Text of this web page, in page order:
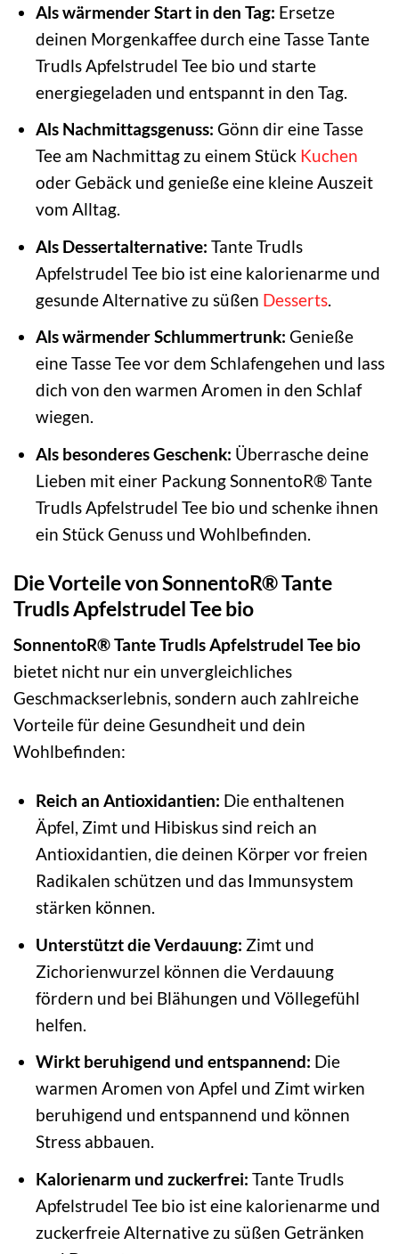
Als wärmender Start in den Tag: Ersetze
deinen Morgenkaffee durch eine Tasse Tante
Trudls Apfelstrudel Tee bio und starte
energiegeladen und entspannt in den Tag.
Als Nachmittagsgenuss: Gönn dir eine Tasse
Tee am Nachmittag zu einem Stück Kuchen
oder Gebäck und genieße eine kleine Auszeit
vom Alltag.
Als Dessertalternative: Tante Trudls
Apfelstrudel Tee bio ist eine kalorienarme und
gesunde Alternative zu süßen Desserts.
Als wärmender Schlummertrunk: Genieße
eine Tasse Tee vor dem Schlafengehen und lass
dich von den warmen Aromen in den Schlaf
wiegen.
Als besonderes Geschenk: Überrasche deine
Lieben mit einer Packung SonnentoR® Tante
Trudls Apfelstrudel Tee bio und schenke ihnen
ein Stück Genuss und Wohlbefinden.
Die Vorteile von SonnentoR® Tante
Trudls Apfelstrudel Tee bio
SonnentoR® Tante Trudls Apfelstrudel Tee bio
bietet nicht nur ein unvergleichliches
Geschmackserlebnis, sondern auch zahlreiche
Vorteile für deine Gesundheit und dein
Wohlbefinden:
Reich an Antioxidantien: Die enthaltenen
Äpfel, Zimt und Hibiskus sind reich an
Antioxidantien, die deinen Körper vor freien
Radikalen schützen und das Immunsystem
stärken können.
Unterstützt die Verdauung: Zimt und
Zichorienwurzel können die Verdauung
fördern und bei Blähungen und Völlegefühl
helfen.
Wirkt beruhigend und entspannend: Die
warmen Aromen von Apfel und Zimt wirken
beruhigend und entspannend und können
Stress abbauen.
Kalorienarm und zuckerfrei: Tante Trudls
Apfelstrudel Tee bio ist eine kalorienarme und
zuckerfreie Alternative zu süßen Getränken